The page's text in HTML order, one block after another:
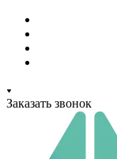
Заказать звонок